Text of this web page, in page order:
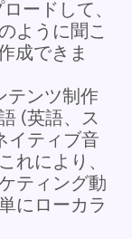
ードして、
ように聞こ
成できま
テンツ制作
(英語、ス
イティブ音
れにより、
ティング動
にローカラ